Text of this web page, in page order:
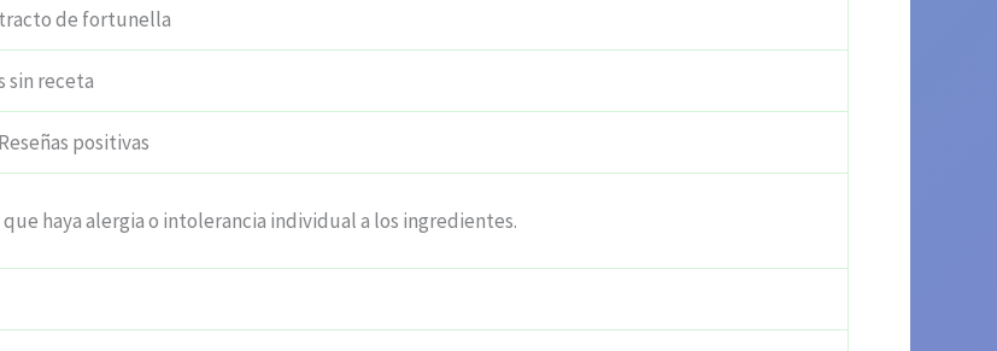
de fortunella
sin receta
Reseñas positivas
haya alergia o intolerancia individual a los ingredientes.